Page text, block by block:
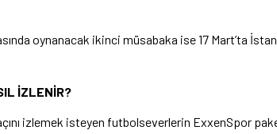
oynanacak ikinci müsabaka ise 17 Mart’ta
İZLENİR?
izlemek isteyen futbolseverlerin ExxenSpor